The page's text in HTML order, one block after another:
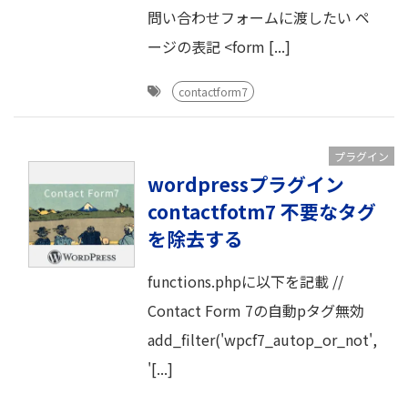
問い合わせフォームに渡したい ペ
ージの表記 <form [...]
contactform7
wordpressプラグイン
contactfotm7 不要なタグ
を除去する
functions.phpに以下を記載 //
Contact Form 7の自動pタグ無効
add_filter('wpcf7_autop_or_not',
'[...]
プラグイン